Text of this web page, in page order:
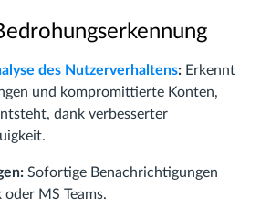
des Nutzerverhaltens: Erkennt
und kompromittierte Konten,
dank verbesserter
Sofortige Benachrichtigungen
MS Teams.